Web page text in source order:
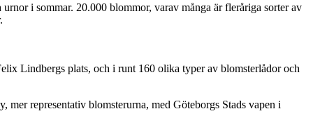
i sommar. 20.000 blommor, varav många är fleråriga sorter av
Lindbergs plats, och i runt 160 olika typer av blomsterlådor och
mer representativ blomsterurna, med Göteborgs Stads vapen i